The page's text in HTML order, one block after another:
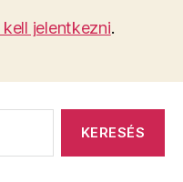
kell jelentkezni.